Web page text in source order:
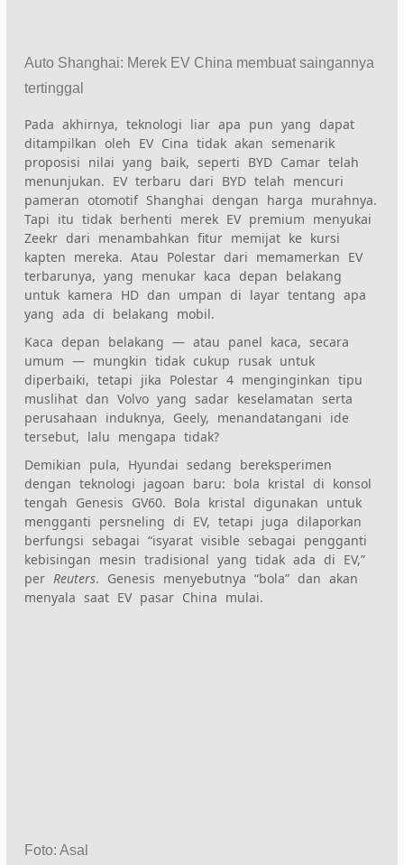
Auto Shanghai: Merek EV China membuat saingannya
tertinggal
Pada akhirnya, teknologi liar apa pun yang dapat
ditampilkan oleh EV Cina tidak akan semenarik
proposisi nilai yang baik, seperti BYD Camar telah
menunjukan. EV terbaru dari BYD telah mencuri
pameran otomotif Shanghai dengan harga murahnya.
Tapi itu tidak berhenti merek EV premium menyukai
Zeekr dari menambahkan fitur memijat ke kursi
kapten mereka. Atau Polestar dari memamerkan EV
terbarunya, yang menukar kaca depan belakang
untuk kamera HD dan umpan di layar tentang apa
yang ada di belakang mobil.
Kaca depan belakang — atau panel kaca, secara
umum — mungkin tidak cukup rusak untuk
diperbaiki, tetapi jika Polestar 4 menginginkan tipu
muslihat dan Volvo yang sadar keselamatan serta
perusahaan induknya, Geely, menandatangani ide
tersebut, lalu mengapa tidak?
Demikian pula, Hyundai sedang bereksperimen
dengan teknologi jagoan baru: bola kristal di konsol
tengah Genesis GV60. Bola kristal digunakan untuk
mengganti persneling di EV, tetapi juga dilaporkan
berfungsi sebagai “isyarat visible sebagai pengganti
kebisingan mesin tradisional yang tidak ada di EV,”
perReuters. Genesis menyebutnya “bola” dan akan
menyala saat EV pasar China mulai.
Foto:Asal